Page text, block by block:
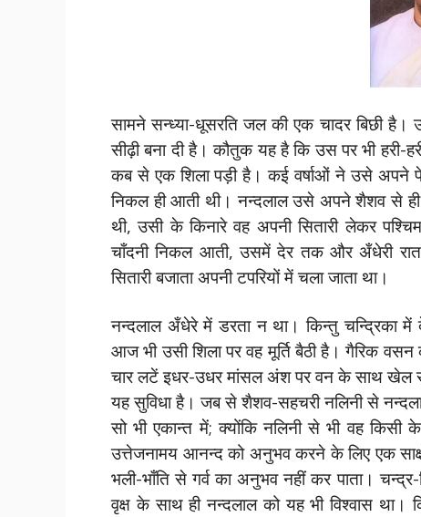
सामने सन्ध्या-धूसरति जल की एक चादर बिछी
सीढ़ी बना दी है। कौतुक यह है कि उस पर भी हरी-
कब से एक शिला पड़ी है। कई वर्षाओं ने उसे अपने
निकल ही आती थी। नन्दलाल उसे अपने शैशव से
थी, उसी के किनारे वह अपनी सितारी लेकर
चाँदनी निकल आती, उसमें देर तक और अँधेरी
सितारी बजाता अपनी टपरियों में चला जाता था।
नन्दलाल अँधेरे में डरता न था। किन्तु चन्द्रिका
आज भी उसी शिला पर वह मूर्ति बैठी है। गैरिक
चार लटें इधर-उधर मांसल अंश पर वन के साथ खेल
यह सुविधा है। जब से शैशव-सहचरी नलिनी से
सो भी एकान्त में; क्योंकि नलिनी से भी वह
उत्तेजनामय आनन्द को अनुभव करने के लिए एक
भली-भाँति से गर्व का अनुभव नहीं कर पाता।
वृक्ष के साथ ही नन्दलाल को यह भी विश्वास था।